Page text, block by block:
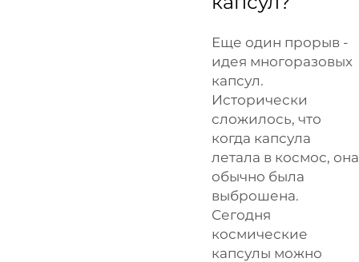
Еще один прорыв -
идея многоразовых
капсул.
Исторически
сложилось, что
когда капсула
летала в космос, она
обычно была
выброшена.
Сегодня
космические
капсулы можно